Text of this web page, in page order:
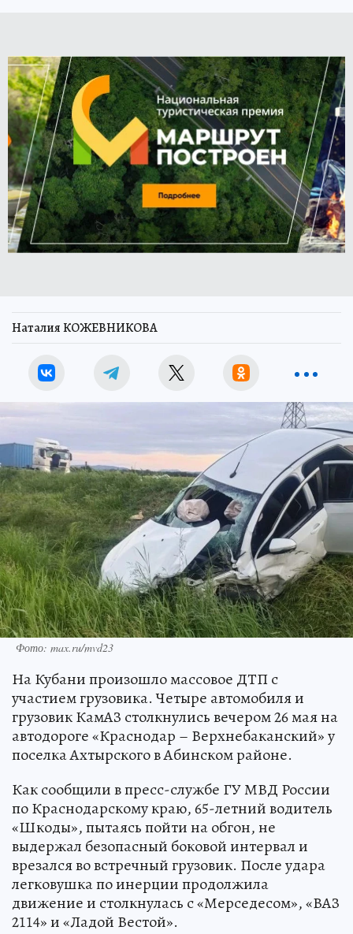
Наталия КОЖЕВНИКОВА
Фото: max.ru/mvd23
На Кубани произошло массовое ДТП с
участием грузовика. Четыре автомобиля и
грузовик КамАЗ столкнулись вечером 26 мая на
автодороге «Краснодар – Верхнебаканский» у
поселка Ахтырского в Абинском районе.
Как сообщили в пресс-службе ГУ МВД России
по Краснодарскому краю, 65-летний водитель
«Шкоды», пытаясь пойти на обгон, не
выдержал безопасный боковой интервал и
врезался во встречный грузовик. После удара
легковушка по инерции продолжила
движение и столкнулась с «Мерседесом», «ВАЗ
2114» и «Ладой Вестой».